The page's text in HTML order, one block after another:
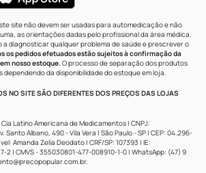
site não devem ser usadas para automedicação e não
as orientações dadas pelo profissional da área médica.
a diagnosticar qualquer problema de saúde e prescrever o
os pedidos efetuados estão sujeitos à confirmação da
nosso estoque.O processo de separação dos produtos
dependendo da disponibilidade do estoque em loja.
NO SITE SÃO DIFERENTES DOS PREÇOS DAS LOJAS
| Cia Latino Americana de Medicamentos | CNPJ:
Santo Albano, 490 - Vila Vera | São Paulo - SP | CEP: 04.296-
Amanda Zelia Deodato | CRF/SP: 107393 | IE:
2 | CMVS - 355030801-477-008910-1-0 | WhatsApp: (47) 9
.